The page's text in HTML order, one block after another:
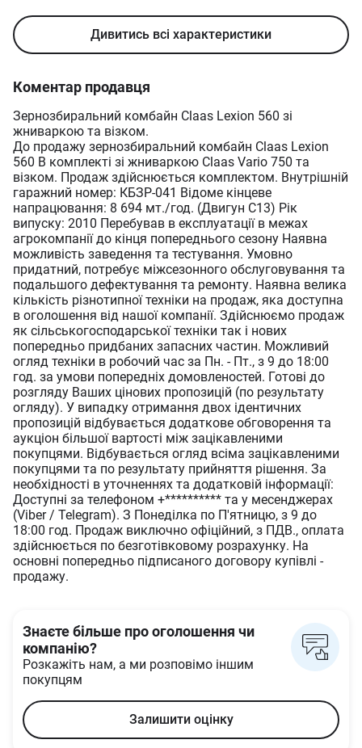
Дивитись всі характеристики
Коментар продавця
Зернозбиральний комбайн Claas Lexion 560 зі
жниваркою та візком.
До продажу зернозбиральний комбайн Claas Lexion
560 В комплекті зі жниваркою Claas Vario 750 та
візком. Продаж здійснюється комплектом. Внутрішній
гаражний номер: КБЗР-041 Відоме кінцеве
напрацювання: 8 694 мт./год. (Двигун C13) Рік
випуску: 2010 Перебував в експлуатації в межах
агрокомпанії до кінця попереднього сезону Наявна
можливість заведення та тестування. Умовно
придатний, потребує міжсезонного обслуговування та
подальшого дефектування та ремонту. Наявна велика
кількість різнотипної техніки на продаж, яка доступна
в оголошення від нашої компанії. Здійснюємо продаж
як сільськогосподарської техніки так і нових
попередньо придбаних запасних частин. Можливий
огляд техніки в робочий час за Пн. - Пт., з 9 до 18:00
год. за умови попередніх домовленостей. Готові до
розгляду Ваших цінових пропозицій (по результату
огляду). У випадку отримання двох ідентичних
пропозицій відбувається додаткове обговорення та
аукціон більшої вартості між зацікавленими
покупцями. Відбувається огляд всіма зацікавленими
покупцями та по результату прийняття рішення. За
необхідності в уточненнях та додатковій інформації:
Доступні за телефоном +********** та у месенджерах
(Viber / Telegram). З Понеділка по П'ятницю, з 9 до
18:00 год. Продаж виключно офіційний, з ПДВ., оплата
здійснюється по безготівковому розрахунку. На
основні попередньо підписаного договору купівлі -
продажу.
Знаєте більше про оголошення чи
компанію?
Розкажіть нам, а ми розповімо іншим
покупцям
Залишити оцінку